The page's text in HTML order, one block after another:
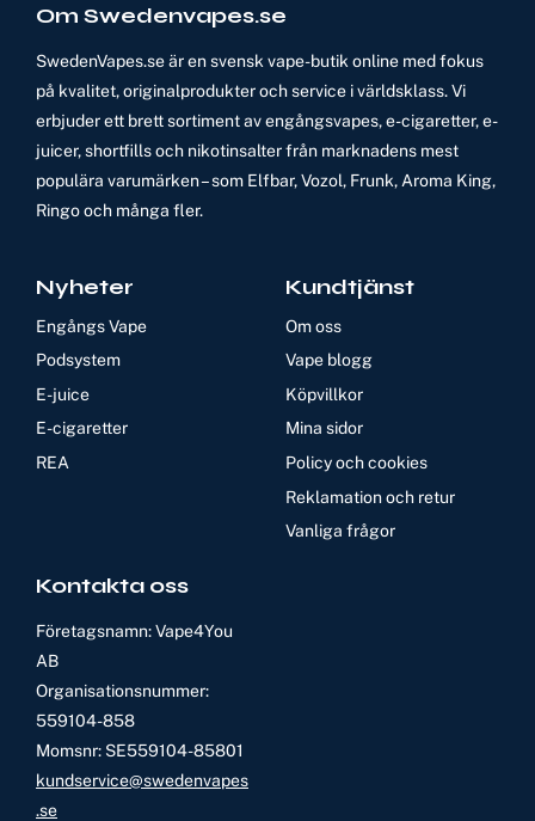
Om Swedenvapes.se
SwedenVapes.se är en svensk vape-butik online med fokus
på kvalitet, originalprodukter och service i världsklass. Vi
erbjuder ett brett sortiment av engångsvapes, e-cigaretter, e-
juicer, shortfills och nikotinsalter från marknadens mest
populära varumärken – som Elfbar, Vozol, Frunk, Aroma King,
Ringo och många fler.
Nyheter
Engångs Vape
Podsystem
E-juice
E-cigaretter
REA
Kundtjänst
Om oss
Vape blogg
Köpvillkor
Mina sidor
Policy och cookies
Reklamation och retur
Vanliga frågor
Kontakta oss
Företagsnamn: Vape4You
AB
Organisationsnummer:
559104-858
Momsnr: SE559104-85801
kundservice@swedenvapes
.se